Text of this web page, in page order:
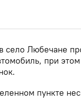
село Любечане
при
пункте